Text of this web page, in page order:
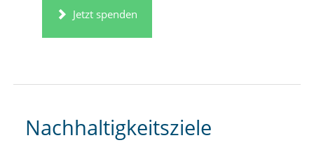
Jetzt spenden
Nachhaltigkeitsziele